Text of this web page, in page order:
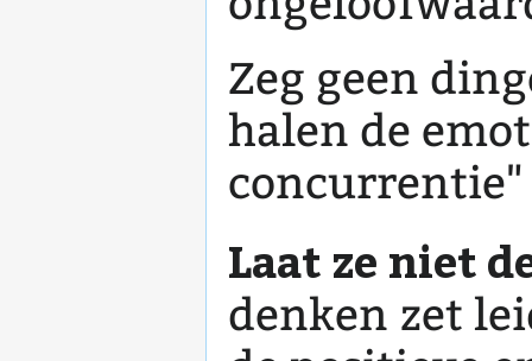
Zeg geen
halen de
concurrentie"
Laat ze niet
denken zet